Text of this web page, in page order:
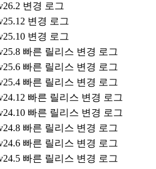
변경 로그
변경 로그
변경 로그
빠른 릴리스 변경 로그
빠른 릴리스 변경 로그
빠른 릴리스 변경 로그
빠른 릴리스 변경 로그
빠른 릴리스 변경 로그
빠른 릴리스 변경 로그
빠른 릴리스 변경 로그
빠른 릴리스 변경 로그